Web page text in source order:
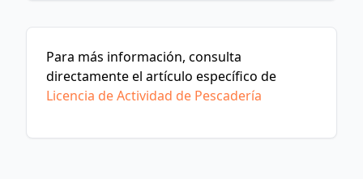
Para más información, consulta
directamente el artículo específico de
Licencia de Actividad de Pescadería